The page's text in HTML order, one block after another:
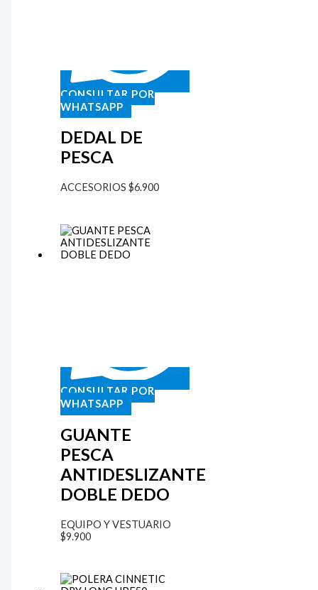
CONSULTAR POR
WHATSAPP
DEDAL DE
PESCA
ACCESORIOS$6.900
CONSULTAR POR
WHATSAPP
GUANTE
PESCA
ANTIDESLIZANTE
DOBLE DEDO
EQUIPO Y VESTUARIO
$9.900